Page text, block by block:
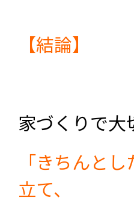
【結論】
家づくりで大
「きちんと
立て、